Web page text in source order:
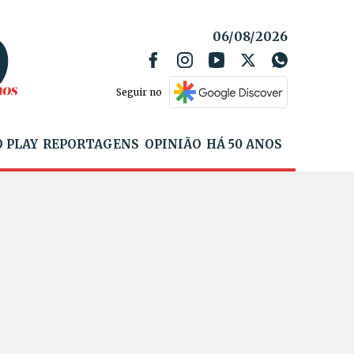
06/08/2026
Seguir no
PLAY REPORTAGENS OPINIÃO HÁ 50 ANOS